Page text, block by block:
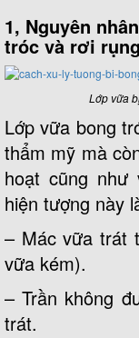
1, Nguyên
tróc và rơi
Lớp vữa
Lớp vữa bong
thẩm mỹ mà
hoạt cũng
hiện tượng này
– Mác vữa trát
vữa kém).
– Trần không
trát.